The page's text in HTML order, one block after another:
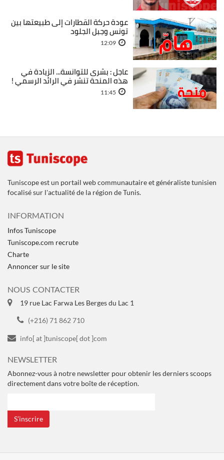
عودة حركة القطارات إلى طبيعتها بين
تونس وجبل الجلود
12:09
عاجل : بشرى للتوانسة... الزيادة في
هذه المنحة تنشر في الرائد الرسمي !
11:45
Tuniscope est un portail web communautaire et généraliste tunisien
focalisé sur l'actualité de la région de Tunis.
INFORMATION
Infos Tuniscope
Tuniscope.com recrute
Charte
Annoncer sur le site
NOUS CONTACTER
19 rue Lac Farwa Les Berges du Lac 1
(+216) 71 862 710
info[ at ]tuniscope[ dot ]com
NEWSLETTER
Abonnez-vous à notre newsletter pour obtenir les derniers scoops
directement dans votre boîte de réception.
S’inscrire